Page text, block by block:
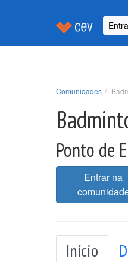
Comunidades
Ponto de
Entrar na
Início